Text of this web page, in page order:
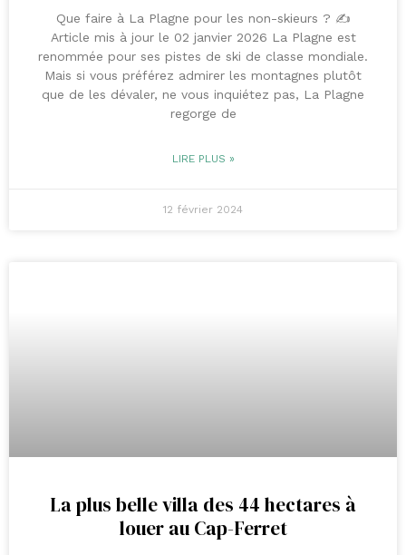
Que faire à La Plagne pour les non-skieurs ? ✍️
Article mis à jour le 02 janvier 2026 La Plagne est
renommée pour ses pistes de ski de classe mondiale.
Mais si vous préférez admirer les montagnes plutôt
que de les dévaler, ne vous inquiétez pas, La Plagne
regorge de
LIRE PLUS »
12 février 2024
La plus belle villa des 44 hectares à
louer au Cap-Ferret